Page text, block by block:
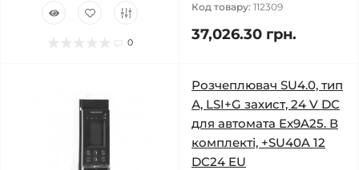
0
Код товару: 112309
37,026.30 грн.
Розчеплювач SU4.0, тип
А, LSI+G захист, 24 V DC
для автомата Ex9A25. В
комплекті, +SU40A 12
DC24 EU